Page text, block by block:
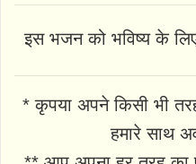
इस भजन को भविष्य के
* कृपया अपने किसी भी
हमारे साथ